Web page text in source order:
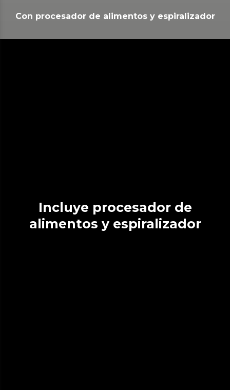
Con procesador de alimentos y espiralizador
Incluye procesador de
alimentos y espiralizador